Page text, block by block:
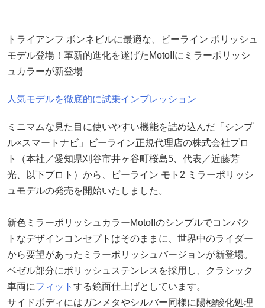
トライアンフ ボンネビルに最適な、ビーライン ポリッシュ
モデル登場！革新的進化を遂げたMotoIIにミラーポリッシ
ュカラーが新登場
人気モデルを徹底的に試乗インプレッション
ミニマムな見た目に使いやすい機能を詰め込んだ「シンプ
ル×スマートナビ」ビーライン正規代理店の株式会社プロ
ト（本社／愛知県刈谷市井ヶ谷町桜島5、代表／近藤芳
光、以下プロト）から、ビーライン モト2 ミラーポリッシ
ュモデルの発売を開始いたしました。
新色ミラーポリッシュカラーMotoIIのシンプルでコンパク
トなデザインコンセプトはそのままに、世界中のライダー
から要望があったミラーポリッシュバージョンが新登場。
ベゼル部分にポリッシュステンレスを採用し、クラシック
車両にフィット する鏡面仕上げとしています。
サイドボディにはガンメタやシルバー同様に陽極酸化処理